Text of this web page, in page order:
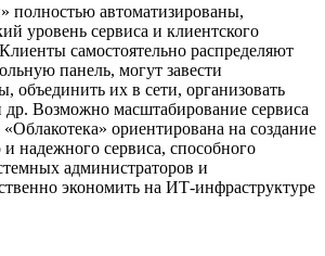
полностью автоматизированы,
уровень сервиса и клиентского
самостоятельно распределяют
панель, могут завести
объединить их в сети, организовать
др. Возможно масштабирование сервиса
ориентирована на создание
и надежного сервиса, способного
администраторов и
экономить на ИТ-инфраструктуре